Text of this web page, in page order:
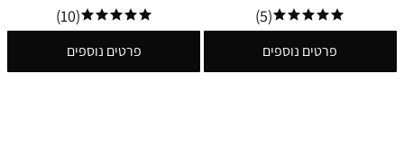
(5)
פרטים נוספים
(10)
פרטים נוספים